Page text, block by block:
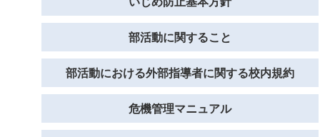
部活動に関すること
部活動における外部指導者に関する校内規約
危機管理マニュアル